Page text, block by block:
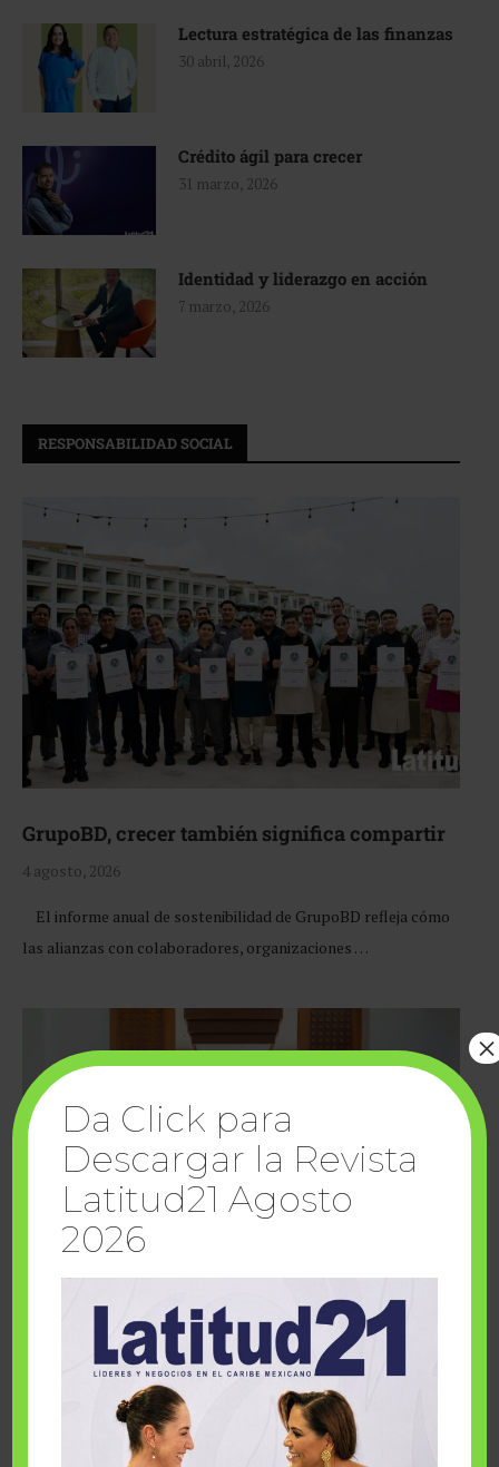
Lectura estratégica de las finanzas
30 abril, 2026
Crédito ágil para crecer
31 marzo, 2026
Identidad y liderazgo en acción
7 marzo, 2026
RESPONSABILIDAD SOCIAL
GrupoBD, crecer también significa compartir
4 agosto, 2026
El informe anual de sostenibilidad de GrupoBD refleja cómo
las alianzas con colaboradores, organizaciones …
Cuando la solidaridad inspira; cumplen
sueños Fairmont Mayakoba y Make-A-Wish
Da Click para
Descargar la Revista
Latitud21 Agosto
2026
×